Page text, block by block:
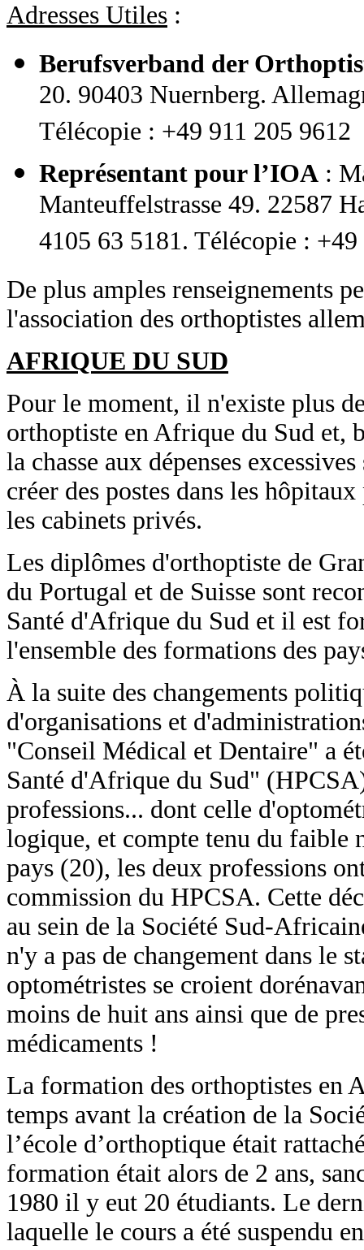
Adresses Utiles :
Berufsverband der
20. 90403 Nuernberg.
Télécopie : +49 911 205 9612
Représentant pour l’IOA :
Manteuffelstrasse 49. 22587
4105 63 5181. Télécopie :
De plus amples renseignements
l'association des orthoptistes
AFRIQUE DU SUD
Pour le moment, il n'existe plus
orthoptiste en Afrique du Sud et,
la chasse aux dépenses
créer des postes dans les
les cabinets privés.
Les diplômes d'orthoptiste de
du Portugal et de Suisse sont
Santé d'Afrique du Sud et il est
l'ensemble des formations des
À la suite des changements
d'organisations et
"Conseil Médical et Dentaire" a
Santé d'Afrique du Sud"
professions... dont celle
logique, et compte tenu du faible
pays (20), les deux professions
commission du HPCSA. Cette
au sein de la Société Sud-
n'y a pas de changement dans le
optométristes se croient
moins de huit ans ainsi que de
médicaments !
La formation des orthoptistes en
temps avant la création de la
l’école d’orthoptique était
formation était alors de 2 ans,
1980 il y eut 20 étudiants. Le
laquelle le cours a été suspendu